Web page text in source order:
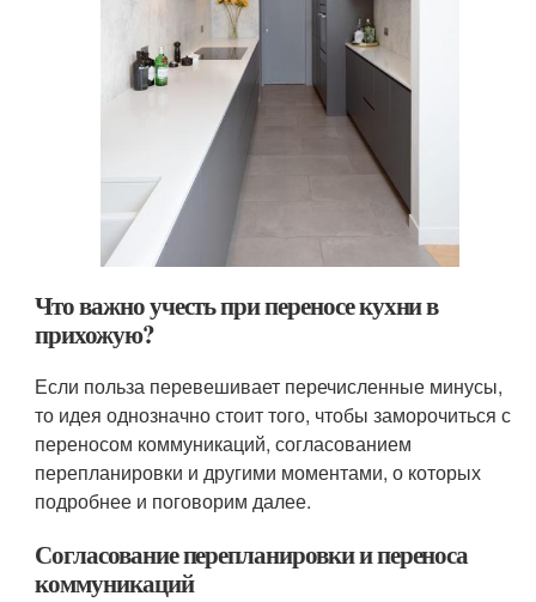
Что важно учесть при переносе кухни в
прихожую?
Если польза перевешивает перечисленные минусы,
то идея однозначно стоит того, чтобы заморочиться с
переносом коммуникаций, согласованием
перепланировки и другими моментами, о которых
подробнее и поговорим далее.
Согласование перепланировки и переноса
коммуникаций